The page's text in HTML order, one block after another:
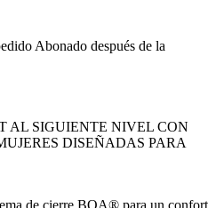
Abonado después de la
AL SIGUIENTE NIVEL CON
DISEÑADAS PARA
de cierre BOA® para un confort